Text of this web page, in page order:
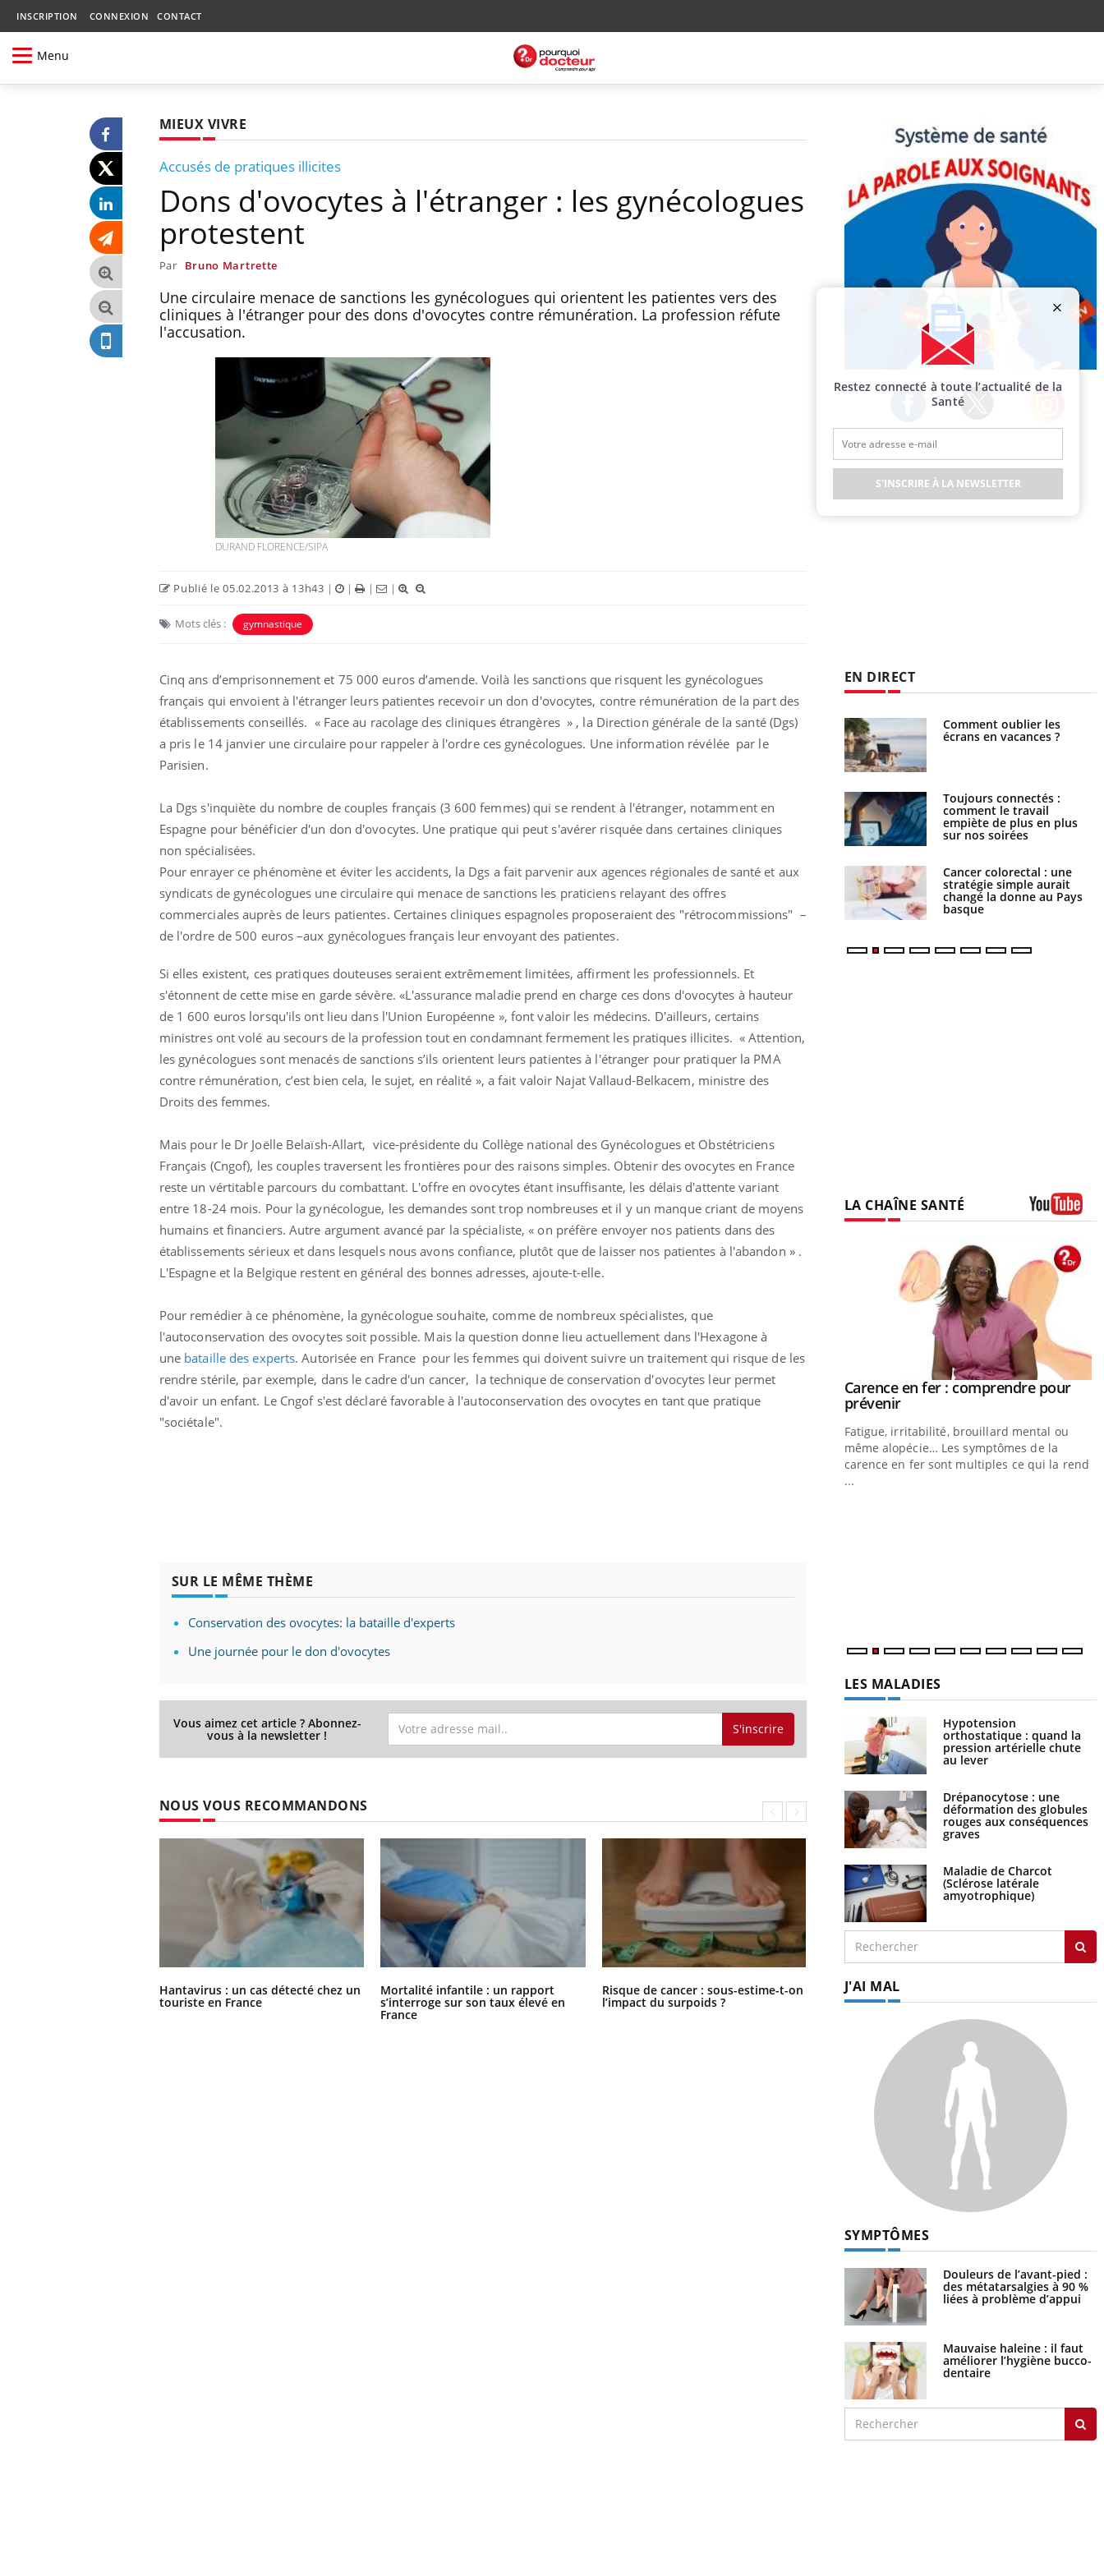
INSCRIPTION CONNEXION CONTACT
Menu
MIEUX VIVRE
Accusés de pratiques illicites
Dons d'ovocytes à l'étranger : les gynécologues
protestent
Par Bruno Martrette
Une circulaire menace de sanctions les gynécologues qui orientent les patientes vers des
cliniques à l'étranger pour des dons d'ovocytes contre rémunération. La profession réfute
l'accusation.
DURAND FLORENCE/SIPA
Publié le 05.02.2013 à 13h43 | | | |
Mots clés : gymnastique
Cinq ans d’emprisonnement et 75 000 euros d’amende. Voilà les sanctions que risquent les gynécologues
français qui envoient à l'étranger leurs patientes recevoir un don d'ovocytes, contre rémunération de la part des
établissements conseillés. « Face au racolage des cliniques étrangères » , la Direction générale de la santé (Dgs)
a pris le 14 janvier une circulaire pour rappeler à l'ordre ces gynécologues. Une information révélée par le
Parisien.
La Dgs s'inquiète du nombre de couples français (3 600 femmes) qui se rendent à l'étranger, notamment en
Espagne pour bénéficier d'un don d'ovocytes. Une pratique qui peut s'avérer risquée dans certaines cliniques
non spécialisées.
Pour enrayer ce phénomène et éviter les accidents, la Dgs a fait parvenir aux agences régionales de santé et aux
syndicats de gynécologues une circulaire qui menace de sanctions les praticiens relayant des offres
commerciales auprès de leurs patientes. Certaines cliniques espagnoles proposeraient des "rétrocommissions" –
de l'ordre de 500 euros –aux gynécologues français leur envoyant des patientes.
Si elles existent, ces pratiques douteuses seraient extrêmement limitées, affirment les professionnels. Et
s'étonnent de cette mise en garde sévère. «L'assurance maladie prend en charge ces dons d'ovocytes à hauteur
de 1 600 euros lorsqu'ils ont lieu dans l'Union Européenne », font valoir les médecins. D'ailleurs, certains
ministres ont volé au secours de la profession tout en condamnant fermement les pratiques illicites. « Attention,
les gynécologues sont menacés de sanctions s’ils orientent leurs patientes à l'étranger pour pratiquer la PMA
contre rémunération, c’est bien cela, le sujet, en réalité », a fait valoir Najat Vallaud-Belkacem, ministre des
Droits des femmes.
Mais pour le Dr Joëlle Belaïsh-Allart, vice-présidente du Collège national des Gynécologues et Obstétriciens
Français (Cngof), les couples traversent les frontières pour des raisons simples. Obtenir des ovocytes en France
reste un vértitable parcours du combattant. L'offre en ovocytes étant insuffisante, les délais d'attente variant
entre 18-24 mois. Pour la gynécologue, les demandes sont trop nombreuses et il y un manque criant de moyens
humains et financiers. Autre argument avancé par la spécialiste, « on préfère envoyer nos patients dans des
établissements sérieux et dans lesquels nous avons confiance, plutôt que de laisser nos patientes à l'abandon » .
L'Espagne et la Belgique restent en général des bonnes adresses, ajoute-t-elle.
Pour remédier à ce phénomène, la gynécologue souhaite, comme de nombreux spécialistes, que
l'autoconservation des ovocytes soit possible. Mais la question donne lieu actuellement dans l'Hexagone à
une bataille des experts. Autorisée en France pour les femmes qui doivent suivre un traitement qui risque de les
rendre stérile, par exemple, dans le cadre d'un cancer, la technique de conservation d'ovocytes leur permet
d'avoir un enfant. Le Cngof s'est déclaré favorable à l'autoconservation des ovocytes en tant que pratique
"sociétale".
SUR LE MÊME THÈME
Conservation des ovocytes: la bataille d'experts
Une journée pour le don d'ovocytes
Vous aimez cet article ? Abonnez-
vous à la newsletter ! S'inscrire
NOUS VOUS RECOMMANDONS
Hantavirus : un cas détecté chez un
touriste en France
Mortalité infantile : un rapport
s’interroge sur son taux élevé en
France
Risque de cancer : sous-estime-t-on
l’impact du surpoids ?
Régimes cétogènes : un risque de
cancer de l’intestin grêle
Facebook Twitter Instagram
EN DIRECT
Hantavirus : un cas détecté
chez un touriste en France
rapport s’interroge sur son
taux élevé en France
Grossesse à risque : ce jus
naturel attire l'attention
des chercheurs
Comment oublier les
écrans en vacances ?
Toujours connectés :
comment le travail
empiète de plus en plus
sur nos soirées
Cancer colorectal : une
stratégie simple aurait
changé la donne au Pays
basque
Chikungunya, dengue,
West Nile : que se passe-t-
Les médicaments GLP-1
protègent-ils aussi les os ?
Cytomégalovirus : ce qui
change dans la prise en
charge des femmes
enceintes
LA CHAÎNE SANTÉ
Youtube
Eczéma Chronique des Mains :
expliquer ma maladieYoutube
Youtube
Carence en fer : comprendre pour
prévenirYoutube
Fatigue, irritabilité, brouillard mental ou
même alopécie… Les symptômes de la
carence en fer sont multiples ce qui la rend
...
LES MALADIES
Hypotension
orthostatique : quand la
pression artérielle chute
au lever
Drépanocytose : une
déformation des globules
rouges aux conséquences
graves
Maladie de Charcot
(Sclérose latérale
amyotrophique)
J'AI MAL
SYMPTÔMES
Douleurs de l’avant-pied :
des métatarsalgies à 90 %
liées à problème d’appui
Mauvaise haleine : il faut
améliorer l’hygiène bucco-
dentaire
Restez connecté à toute l’actualité de la
Santé
S'INSCRIRE À LA NEWSLETTER